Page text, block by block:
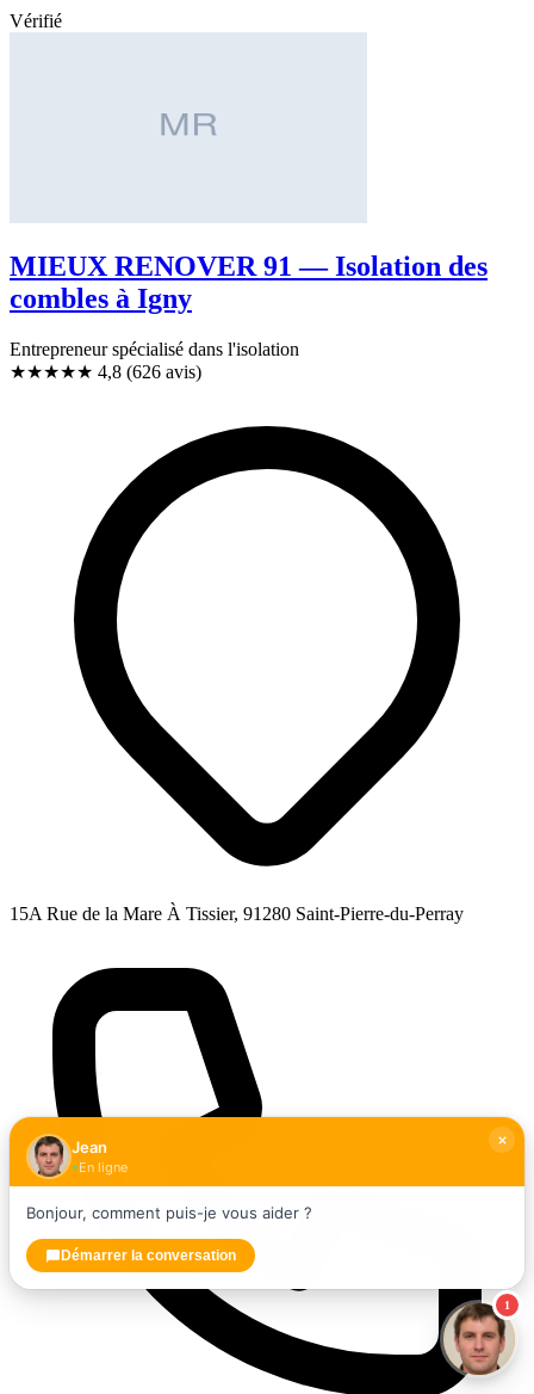
Vérifié
MIEUX RENOVER 91 — Isolation des
combles à Igny
Entrepreneur spécialisé dans l'isolation
★★★★★ 4,8 (626 avis)
15A Rue de la Mare À Tissier, 91280 Saint-Pierre-du-Perray
1
Jean
En ligne
Bonjour, comment puis-je vous aider ?
Démarrer la conversation